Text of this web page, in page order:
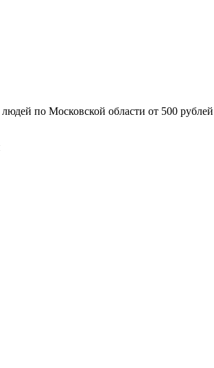
по Московской области от 500